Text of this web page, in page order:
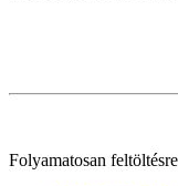
Folyamatosan